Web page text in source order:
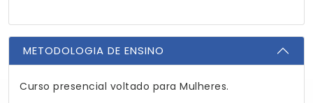
METODOLOGIA DE ENSINO
Curso presencial voltado para Mulheres.